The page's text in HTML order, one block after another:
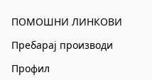
ПОМОШНИ ЛИНКОВИ
Пребарај производи
Профил